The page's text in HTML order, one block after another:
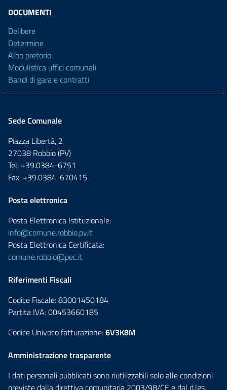
DOCUMENTI
Delibere
Determine
Albo pretorio
Modulistica uffici comunali
Bandi di gara e contratti
Sede Comunale
Piazza Libertà, 2
27038 Robbio (PV)
Tel: +39.0384-6751
Fax: +39.0384-670415
Posta elettronica
Posta Elettronica Istituzionale:
info@comune.robbio.pv.it
Posta Elettronica Certificata:
comune.robbio@pec.it
Riferimenti Fiscali
Codice Fiscale: 83001450184
Partita IVA: 00453660185
Codice Univoco fatturazione:6V3K8M
Amministrazione trasparente
I dati personali pubblicati sono riutilizzabili solo alle condizioni
previste dalla direttiva comunitaria 2003/98/CE e dal d.lgs.